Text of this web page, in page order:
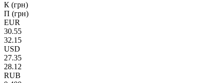
К (грн)
П (грн)
EUR
30.55
32.15
USD
27.35
28.12
RUB